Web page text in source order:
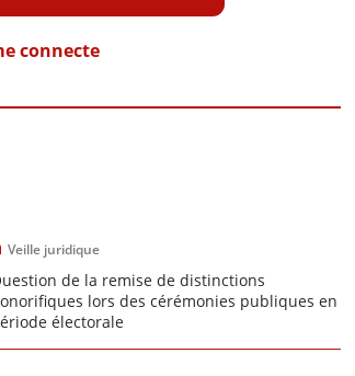
connecte
Veille juridique
de la remise de distinctions
lors des cérémonies publiques en
électorale